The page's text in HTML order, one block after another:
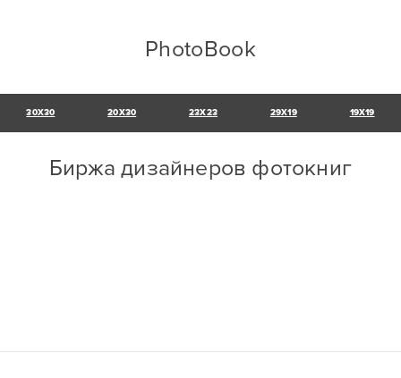
PhotoBook
30X30 20X30 23X23 29X19 19X19
Биржа дизайнеров фотокниг